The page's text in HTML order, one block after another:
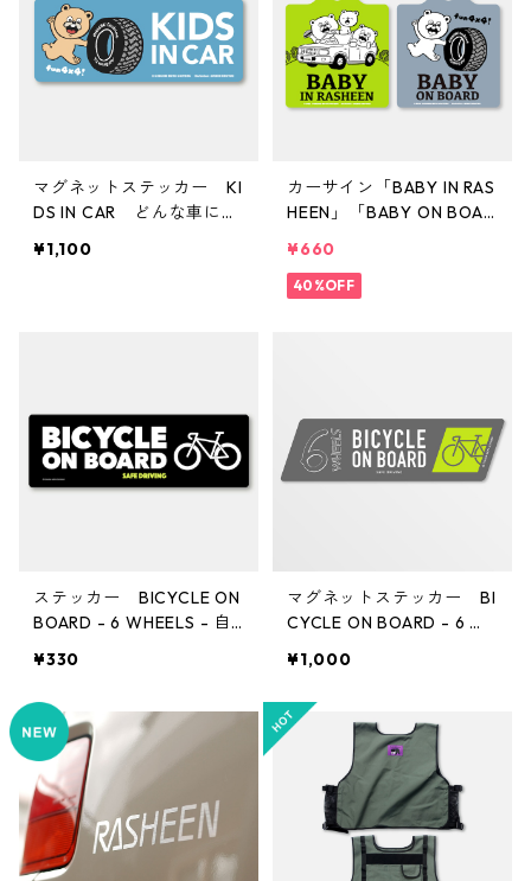
マグネットステッカー KI
DS IN CAR どんな車にも
¥1,100
カーサイン「BABY IN RAS
HEEN」「BABY ON BOAR
之
¥660
40%OFF
ステッカー BICYCLE ON
BOARD - 6 WHEELS - 自
も貼り付けできます
¥330
マグネットステッカー BI
CYCLE ON BOARD - 6 W
どんな車にも貼り付けでき
ます
¥1,000